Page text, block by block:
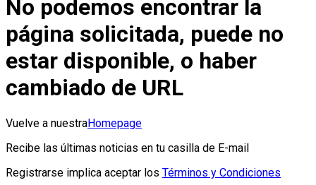
No podemos encontrar la
página solicitada, puede no
estar disponible, o haber
cambiado de URL
Vuelve a nuestraHomepage
Recibe las últimas noticias en tu casilla de E-mail
Registrarse implica aceptar los Términos y Condiciones